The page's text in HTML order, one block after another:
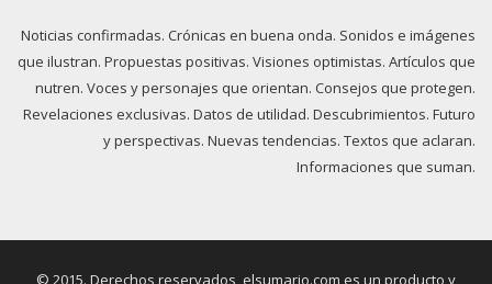
Noticias confirmadas. Crónicas en buena onda. Sonidos e imágenes
que ilustran. Propuestas positivas. Visiones optimistas. Artículos que
nutren. Voces y personajes que orientan. Consejos que protegen.
Revelaciones exclusivas. Datos de utilidad. Descubrimientos. Futuro
y perspectivas. Nuevas tendencias. Textos que aclaran.
Informaciones que suman.
© 2015. Derechos reservados, elsumario.com es un producto y